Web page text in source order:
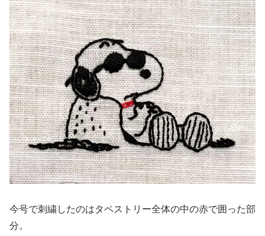
今号で刺繍したのはタペストリー全体の中の赤で囲った部
分。